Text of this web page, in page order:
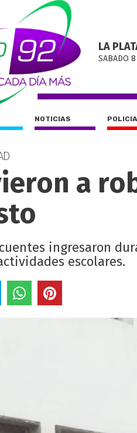
LA
SABADO
NOTICIAS
a
ingresaron
escolares.